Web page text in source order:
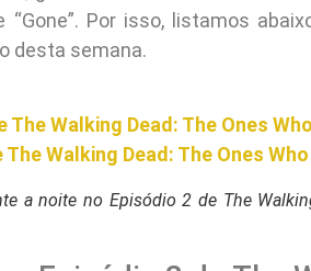
Por isso, listamos
desta semana.
Walking Dead: The Ones
Walking Dead: The Ones
a noite no Episódio 2 de The